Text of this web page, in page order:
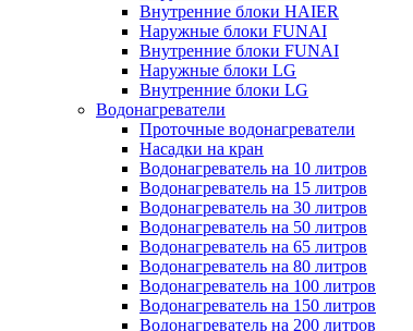
Внутренние блоки HAIER
Hаружные блоки FUNAI
Внутренние блоки FUNAI
Наружные блоки LG
Внутренние блоки LG
Водонагреватели
Проточные водонагреватели
Наcадки на кран
Водонагреватель на 10 литров
Водонагреватель на 15 литров
Водонагреватель на 30 литров
Водонагреватель на 50 литров
Водонагреватель на 65 литров
Водонагреватель на 80 литров
Водонагреватель на 100 литров
Водонагреватель на 150 литров
Водонагреватель на 200 литров